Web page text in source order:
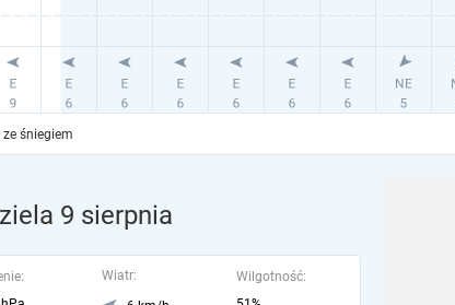
ze śniegiem
9 sierpnia
Wiatr:
Wilgotność: